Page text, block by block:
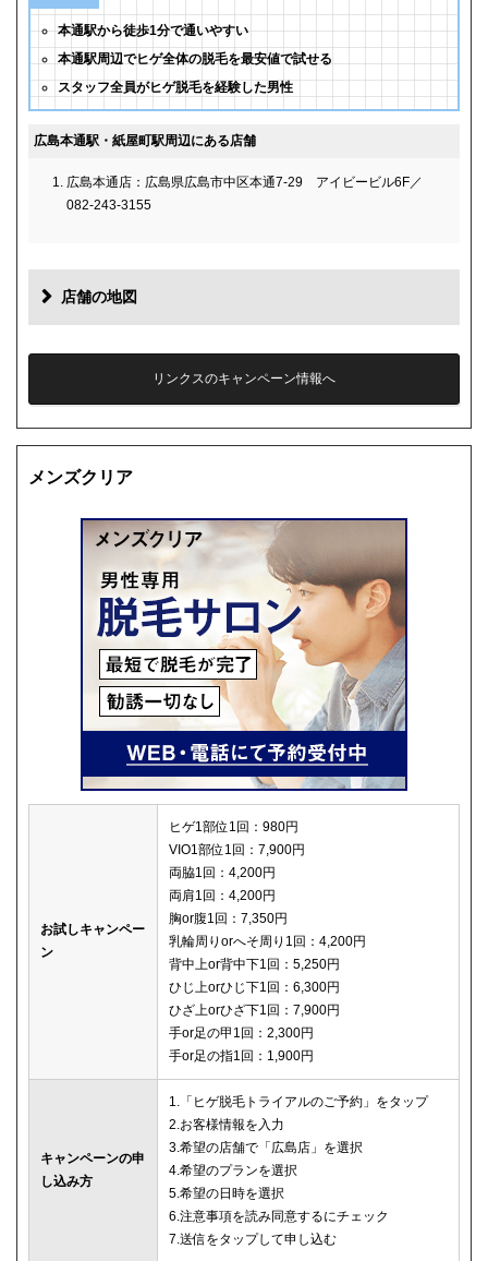
本通駅から徒歩1分で通いやすい
本通駅周辺でヒゲ全体の脱毛を最安値で試せる
スタッフ全員がヒゲ脱毛を経験した男性
広島本通駅・紙屋町駅周辺にある店舗
広島本通店：広島県広島市中区本通7-29 アイビービル6F／
082-243-3155
店舗の地図
リンクスのキャンペーン情報へ
メンズクリア
お試しキャンペー
ン
ヒゲ1部位1回：980円
VIO1部位1回：7,900円
両脇1回：4,200円
両肩1回：4,200円
胸or腹1回：7,350円
乳輪周りorへそ周り1回：4,200円
背中上or背中下1回：5,250円
ひじ上orひじ下1回：6,300円
ひざ上orひざ下1回：7,900円
手or足の甲1回：2,300円
手or足の指1回：1,900円
キャンペーンの申
し込み方
1.「ヒゲ脱毛トライアルのご予約」をタップ
2.お客様情報を入力
3.希望の店舗で「広島店」を選択
4.希望のプランを選択
5.希望の日時を選択
6.注意事項を読み同意するにチェック
7.送信をタップして申し込む